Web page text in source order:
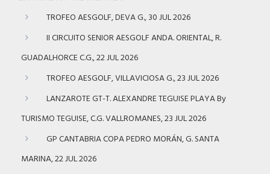
TROFEO AESGOLF, DEVA G., 30 JUL 2026
II CIRCUITO SENIOR AESGOLF ANDA. ORIENTAL, R.
GUADALHORCE C.G., 22 JUL 2026
TROFEO AESGOLF, VILLAVICIOSA G., 23 JUL 2026
LANZAROTE GT-T. ALEXANDRE TEGUISE PLAYA By
TURISMO TEGUISE, C.G. VALLROMANES, 23 JUL 2026
GP CANTABRIA COPA PEDRO MORÁN, G. SANTA
MARINA, 22 JUL 2026